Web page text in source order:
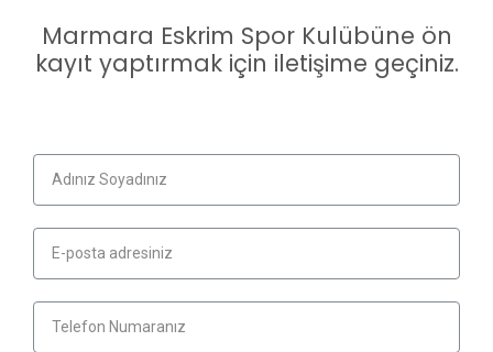
Marmara Eskrim Spor Kulübüne ön
kayıt yaptırmak için iletişime geçiniz.